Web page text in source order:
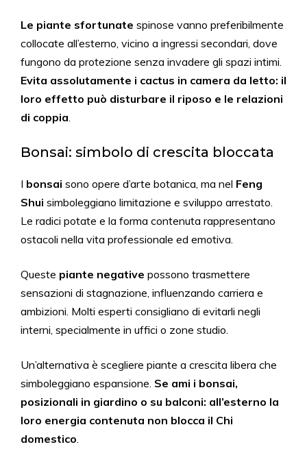
Le piante sfortunate spinose vanno preferibilmente
collocate all’esterno, vicino a ingressi secondari, dove
fungono da protezione senza invadere gli spazi intimi.
Evita assolutamente i cactus in camera da letto: il
loro effetto può disturbare il riposo e le relazioni
di coppia.
Bonsai: simbolo di crescita bloccata
I bonsai sono opere d’arte botanica, ma nel Feng
Shui simboleggiano limitazione e sviluppo arrestato.
Le radici potate e la forma contenuta rappresentano
ostacoli nella vita professionale ed emotiva.
Queste piante negative possono trasmettere
sensazioni di stagnazione, influenzando carriera e
ambizioni. Molti esperti consigliano di evitarli negli
interni, specialmente in uffici o zone studio.
Un’alternativa è scegliere piante a crescita libera che
simboleggiano espansione. Se ami i bonsai,
posizionali in giardino o su balconi: all’esterno la
loro energia contenuta non blocca il Chi
domestico.